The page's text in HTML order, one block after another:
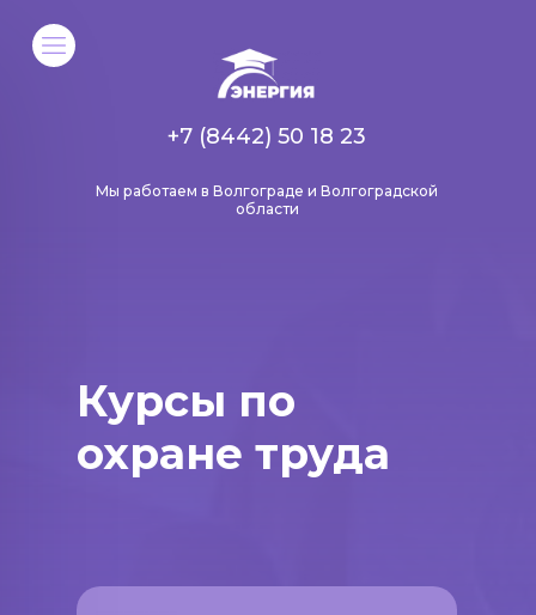
Мы работаем в Волгограде и Волгоградской
области
+7 (8442) 50 18 23
Курсы по
охране труда